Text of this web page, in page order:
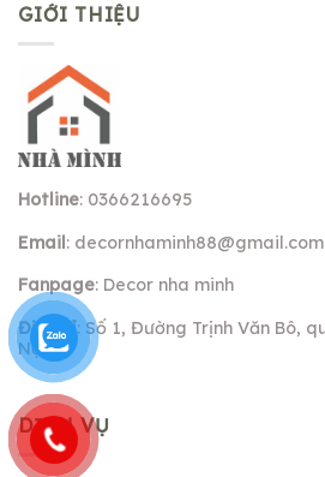
GIỚI THIỆU
Hotline: 0366216695
Email: decornhaminh88@gmail.com
Fanpage: Decor nha minh
Địa chỉ: Số 1, Đường Trịnh Văn Bô,
Nội.
DỊCH VỤ